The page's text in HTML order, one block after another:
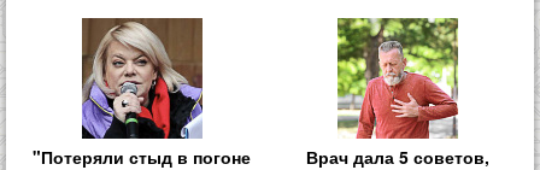
"Потеряли стыд в погоне
Врач дала 5 советов,